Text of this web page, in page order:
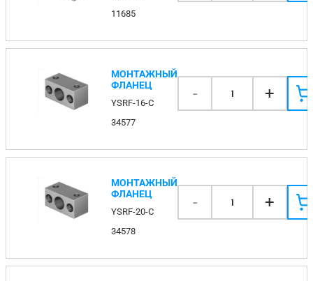
11685
МОНТАЖНЫЙ
ФЛАНЕЦ
YSRF-16-C
34577
- 1 +
МОНТАЖНЫЙ
ФЛАНЕЦ
YSRF-20-C
34578
- 1 +